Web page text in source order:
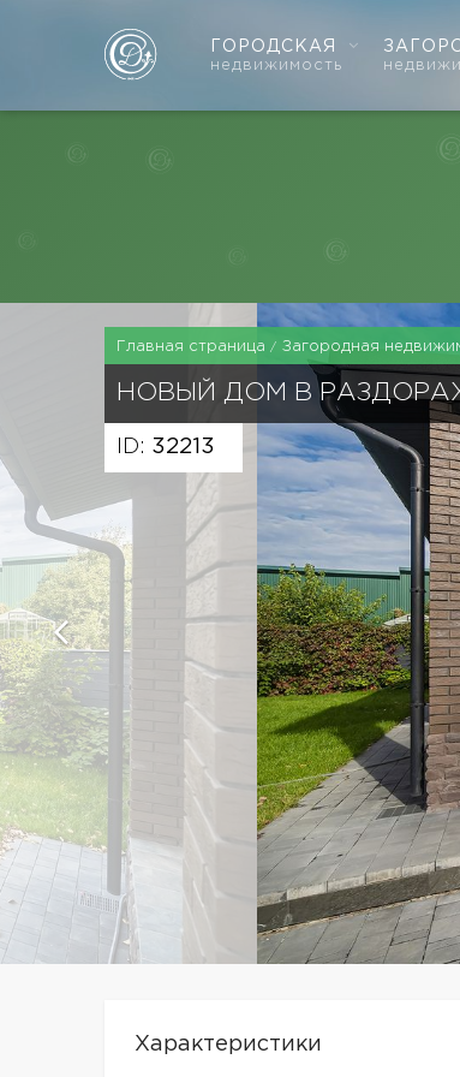
ГОРОДСКАЯ
недвижимость
Главная страница Загородная
НОВЫЙ ДОМ В
ID: 32213
Характеристики